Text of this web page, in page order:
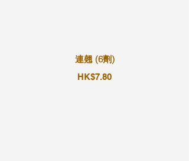
連翹 (6劑)
HK$7.80